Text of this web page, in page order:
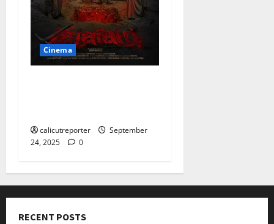
Cinema
calicutreporter
September
24, 2025
0
RECENT POSTS